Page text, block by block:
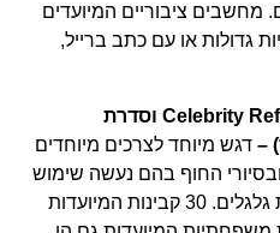
ציבוריים המיועדים
גדולות או עם כתב ברייל,
וסדרת
דגש מיוחד לצרכים מיוחדים
החוף בהם נעשה שימוש
באוטובוסים עם גישה לכיסאות גלגלים. 30 קבינות המיועדות